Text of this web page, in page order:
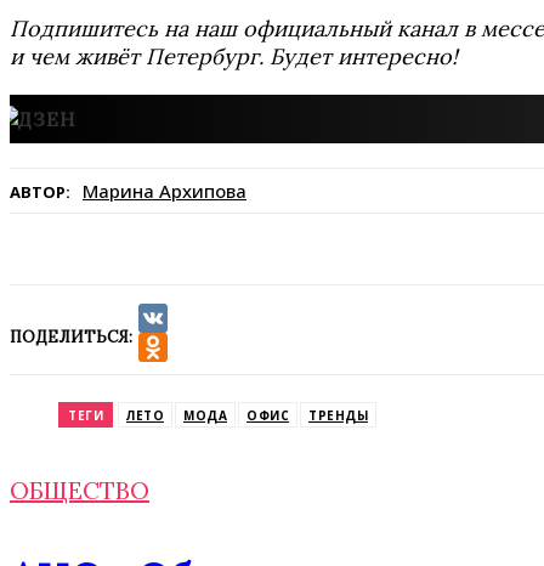
Подпишитесь на наш официальный канал в
и чем живёт Петербург. Будет интересно!
АВТОР: Марина Архипова
ПОДЕЛИТЬСЯ:
VK
ТЕГИ ЛЕТО МОДА ОФИС ТРЕНДЫ
ОБЩЕСТВО